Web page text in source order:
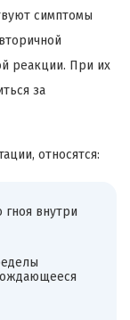
симптомы
реакции. При их
за
относятся:
гноя внутри